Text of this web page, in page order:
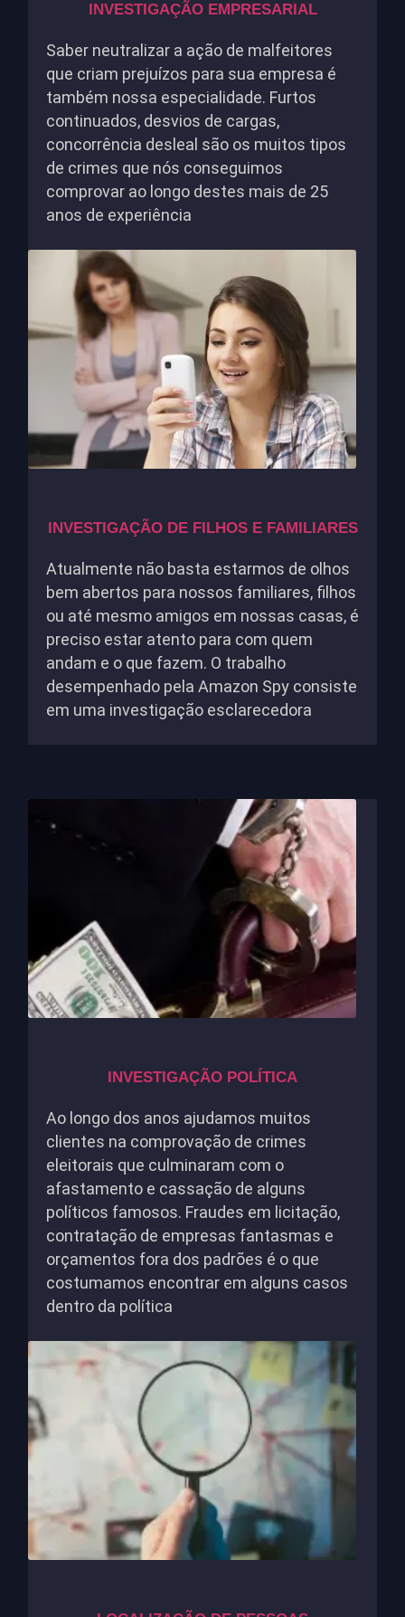
INVESTIGAÇÃO EMPRESARIAL
Saber neutralizar a ação de malfeitores
que criam prejuízos para sua empresa é
também nossa especialidade. Furtos
continuados, desvios de cargas,
concorrência desleal são os muitos tipos
de crimes que nós conseguimos
comprovar ao longo destes mais de 25
anos de experiência
INVESTIGAÇÃO DE FILHOS E FAMILIARES
Atualmente não basta estarmos de olhos
bem abertos para nossos familiares, filhos
ou até mesmo amigos em nossas casas, é
preciso estar atento para com quem
andam e o que fazem. O trabalho
desempenhado pela Amazon Spy consiste
em uma investigação esclarecedora
INVESTIGAÇÃO POLÍTICA
Ao longo dos anos ajudamos muitos
clientes na comprovação de crimes
eleitorais que culminaram com o
afastamento e cassação de alguns
políticos famosos. Fraudes em licitação,
contratação de empresas fantasmas e
orçamentos fora dos padrões é o que
costumamos encontrar em alguns casos
dentro da política